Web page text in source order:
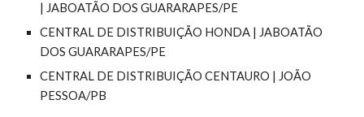
| JABOATÃO DOS GUARARAPES/PE
CENTRAL DE DISTRIBUIÇÃO HONDA | JABOATÃO
DOS GUARARAPES/PE
CENTRAL DE DISTRIBUIÇÃO CENTAURO | JOÃO
PESSOA/PB